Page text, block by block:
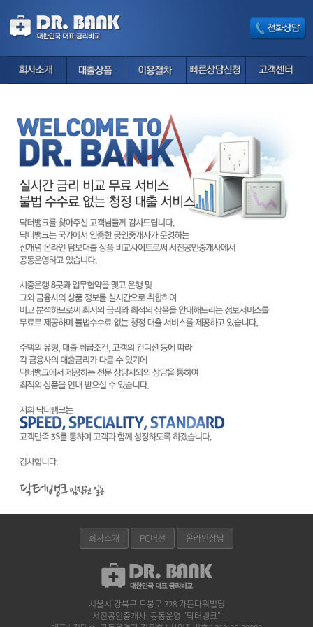
회사소개 PC버전 온라인상담
서울시 강북구 도봉로 328 가든타워빌딩
서진공인중개사, 공동운영 "닥터뱅크"